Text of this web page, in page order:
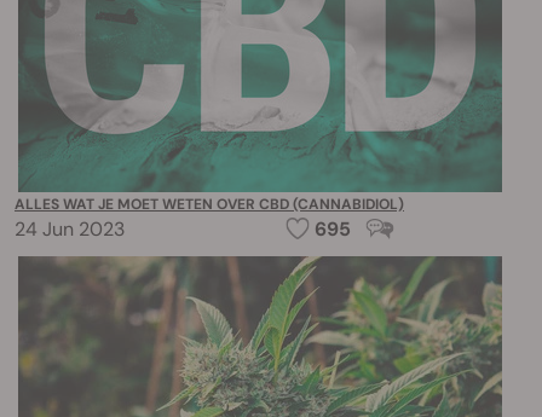
ALLES WAT JE MOET WETEN OVER CBD (CANNABIDIOL)
24 Jun 2023 695